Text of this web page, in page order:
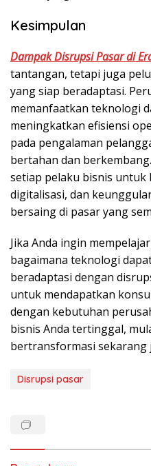
Kesimpulan
Dampak Disrupsi Pasar di
tantangan, tetapi juga
yang siap beradaptasi.
memanfaatkan teknologi
meningkatkan efisiensi
pada pengalaman
bertahan dan
setiap pelaku bisnis untuk
digitalisasi, dan
bersaing di pasar yang
Jika Anda ingin
bagaimana teknologi
beradaptasi dengan
untuk mendapatkan
dengan kebutuhan
bisnis Anda tertinggal,
bertransformasi sekarang
Disrupsi pasar